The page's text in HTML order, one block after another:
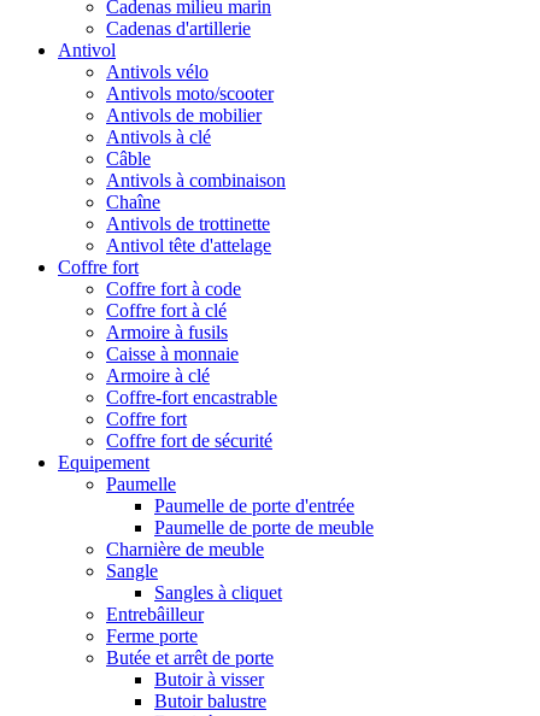
Cadenas milieu marin
Cadenas d'artillerie
Antivol
Antivols vélo
Antivols moto/scooter
Antivols de mobilier
Antivols à clé
Câble
Antivols à combinaison
Chaîne
Antivols de trottinette
Antivol tête d'attelage
Coffre fort
Coffre fort à code
Coffre fort à clé
Armoire à fusils
Caisse à monnaie
Armoire à clé
Coffre-fort encastrable
Coffre fort
Coffre fort de sécurité
Equipement
Paumelle
Paumelle de porte d'entrée
Paumelle de porte de meuble
Charnière de meuble
Sangle
Sangles à cliquet
Entrebâilleur
Ferme porte
Butée et arrêt de porte
Butoir à visser
Butoir balustre